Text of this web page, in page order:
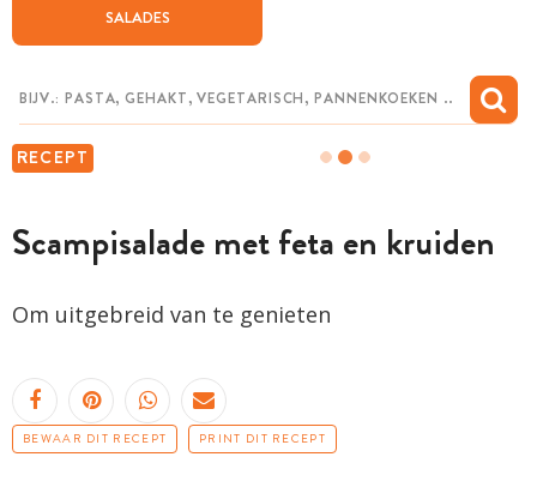
SALADES
RECEPT
Scampisalade met feta en kruiden
Om uitgebreid van te genieten
BEWAAR DIT RECEPT PRINT DIT RECEPT
CHAT MET MAIA
MIJN BEWAARDE RECEPTEN